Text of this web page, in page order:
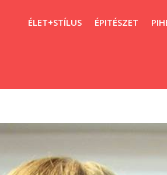
ÉLET+STÍLUS ÉPITÉSZET